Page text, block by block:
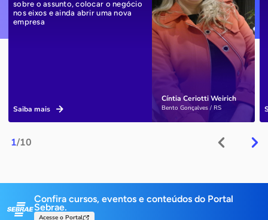
1/10
Cíntia Ceriotti Weirich
Bento Gonçalves / RS
sobre o assunto, colocar o negócio
nos eixos e ainda abrir uma nova
empresa
Saiba mais
Confira cursos, eventos e conteúdos do Portal
Sebrae.
Acesse o Portal